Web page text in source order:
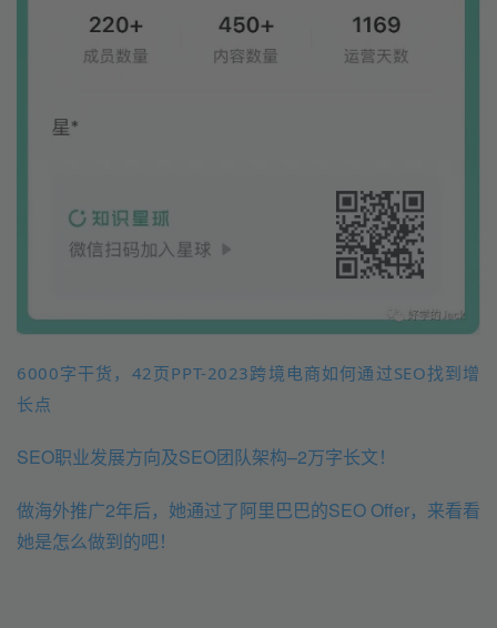
6000字干货，42页PPT-2023跨境电商如何通过SEO找到增
长点
SEO职业发展方向及SEO团队架构–2万字长文！
做海外推广2年后，她通过了阿里巴巴的SEO Offer，来看看
她是怎么做到的吧！